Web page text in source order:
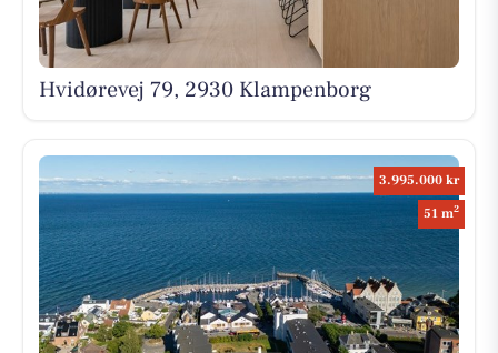
Hvidørevej 79, 2930 Klampenborg
3.995.000 kr
51 m2